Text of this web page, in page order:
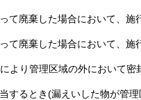
廃棄した場合において、
廃棄した場合において、
より管理区域の外において
するとき(漏えいした物が管